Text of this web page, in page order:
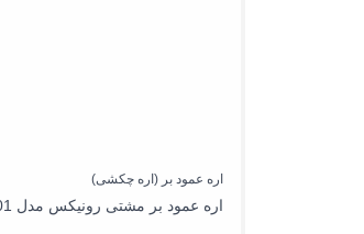
اره عمود بر (اره چکشی)
اره عمود بر مشتی رونیکس مدل 4101